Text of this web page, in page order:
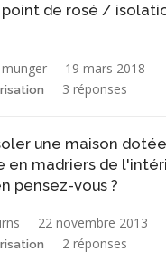
point de rosé /
19 mars 2018
3 réponses
une maison
en madriers de
pensez-vous ?
22 novembre 2013
2 réponses